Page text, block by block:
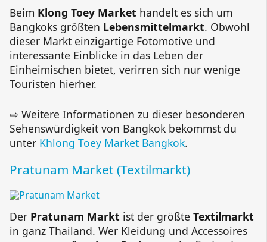
Beim Klong Toey Market handelt es sich um
Bangkoks größten Lebensmittelmarkt. Obwohl
dieser Markt einzigartige Fotomotive und
interessante Einblicke in das Leben der
Einheimischen bietet, verirren sich nur wenige
Touristen hierher.
⇨ Weitere Informationen zu dieser besonderen
Sehenswürdigkeit von Bangkok bekommst du
unter Khlong Toey Market Bangkok.
Pratunam Market (Textilmarkt)
Der Pratunam Markt ist der größte Textilmarkt
in ganz Thailand. Wer Kleidung und Accessoires